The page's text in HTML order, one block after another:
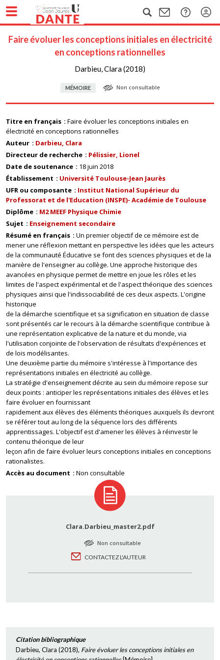
Faire évoluer les conceptions initiales en électricité
en conceptions rationnelles
Darbieu, Clara (2018)
MÉMOIRE Non consultable
Titre en français
Faire évoluer les conceptions initiales en
électricité en conceptions rationnelles
Auteur
Darbieu, Clara
Directeur de recherche
Pélissier, Lionel
Date de soutenance
18 juin 2018
Établissement
Université Toulouse-Jean Jaurès
UFR ou composante
Institut National Supérieur du
Professorat et de l'Education (INSPE)- Académie de Toulouse
Diplôme
M2 MEEF Physique Chimie
Sujet
Enseignement secondaire
Résumé en français
Un premier objectif de ce mémoire est de
mener une réflexion mettant en perspective les idées que les acteurs
de la communauté Éducative se font des sciences physiques et de la
manière de l'enseigner au collège. Une approche historique des
avancées en physique permet de mettre en joue les rôles et les
limites de l'aspect expérimental et de l'aspect théorique des sciences
physiques ainsi que l'indissociabilité de ces deux aspects. L'origine
historique
de la démarche scientifique et sa signification en situation de classe
sont présentés car le recours à la démarche scientifique contribue à
une représentation explicative de la nature et du monde, via
l'utilisation conjointe de l'observation de résultats d'expériences et
de lois modélisantes.
Une deuxième partie du mémoire s'intéresse à l'importance des
représentations initiales en électricité au collège.
La stratégie d'enseignement décrite au sein du mémoire repose sur
deux points : anticiper les représentations initiales des élèves et les
faire évoluer en fournissant
rapidement aux élèves des éléments théoriques auxquels ils devront
se référer tout au long de la séquence lors des différents
apprentissages. L'objectif est d'amener les élèves à réinvestir le
contenu théorique de leur
leçon afin de faire évoluer leurs conceptions initiales en conceptions
rationalistes.
Accès au document
Non consultable
Clara.Darbieu_master2.pdf
Non consultable
CONTACTEZ L'AUTEUR
Citation bibliographique
Darbieu, Clara (2018), Faire évoluer les conceptions initiales en